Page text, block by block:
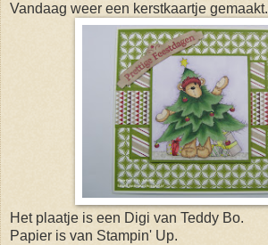
Vandaag weer een kerstkaartje gemaakt.
Het plaatje is een Digi van Teddy Bo.
Papier is van Stampin' Up.